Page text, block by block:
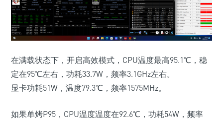
在满载状态下，开启高效模式，CPU温度最高95.1℃，稳
定在95℃左右，功耗33.7W，频率3.1GHz左右。
显卡功耗51W，温度79.3℃，频率1575MHz。
如果单烤P95，CPU温度温度在92.6℃，功耗54W，频率